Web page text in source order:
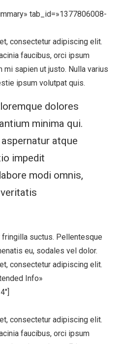
tab_id=»1377806008-
consectetur adipiscing elit.
faucibus, orci ipsum
mi sapien ut justo. Nulla varius
ipsum volutpat quis.
dolores
minima qui.
atque
impedit
modi omnis,
suctus. Pellentesque
eu, sodales vel dolor.
consectetur adipiscing elit.
Info»
consectetur adipiscing elit.
faucibus, orci ipsum